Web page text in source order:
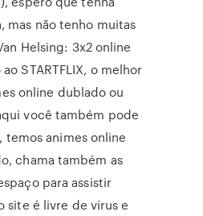
mas não tenho muitas
Helsing: 3x2 online
STARTFLIX, o melhor
online dublado ou
você também pode
temos animes online
chama também as
para assistir
site é livre de virus e